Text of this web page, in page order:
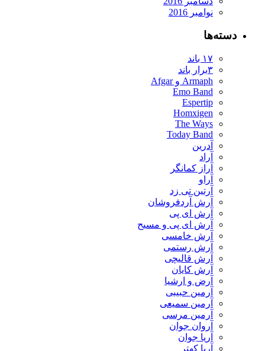
نوامبر 2016
دسته‌ها
Armaph و Afgar
Emo Band
Espertip
Homxigen
The Ways
Today Band
آدرین
آراز کمانگر
آراو
آرتین تی زد
آرش آردفروشان
آرش ای پی
آرش ای پی و مسیح
آرش خامسی
آرش رستمی
آرش قالیچی
آرش کایان
​آرض و ارشیا
آرمین حبیبی
آرمین سمیعی
آرمین مرسی
آروان جوان
آریا جوان
آریا کهتر